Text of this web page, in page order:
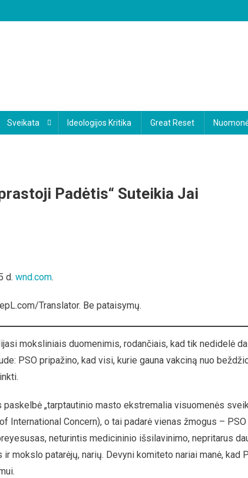
Sveikata Ideologijos Kritika Great Reset
Padėtis“ Suteikia Jai
d. wnd.com.
Translator. Be pataisymų.
moksliniais duomenimis, rodančiais, kad tik nedidelė
PSO pripažino, kad visi, kurie gauna vakciną nuo
„tarptautinio masto ekstremalia visuomenės
International Concern), o tai padarė vienas žmogus – PSO
neturintis medicininio išsilavinimo, nepritarus
mokslo patarėjų, narių. Devyni komiteto nariai manė, kad